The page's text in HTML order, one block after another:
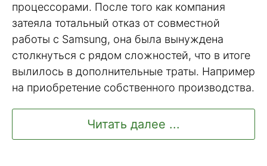
процессорами. После того как компания
затеяла тотальный отказ от совместной
работы с Samsung, она была вынуждена
столкнуться с рядом сложностей, что в итоге
вылилось в дополнительные траты. Например
на приобретение собственного производства.
Читать далее ...